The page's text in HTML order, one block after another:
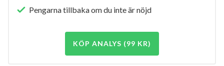
Pengarna tillbaka om du inte är nöjd
KÖP ANALYS (99 KR)